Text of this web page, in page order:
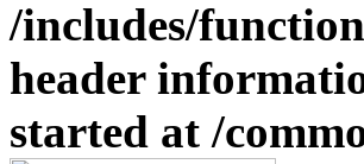
/includes/
header
started at /